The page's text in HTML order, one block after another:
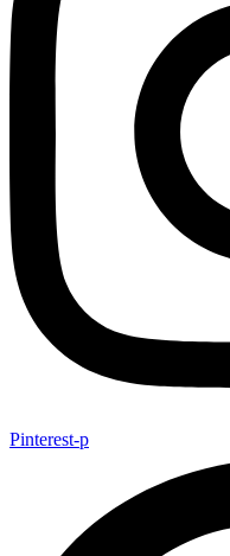
Pinterest-p